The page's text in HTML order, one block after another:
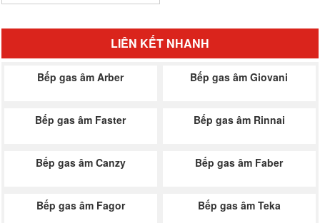
LIÊN KẾT NHANH
Bếp gas âm Arber Bếp gas âm Giovani
Bếp gas âm Faster Bếp gas âm Rinnai
Bếp gas âm Canzy Bếp gas âm Faber
Bếp gas âm Fagor Bếp gas âm Teka